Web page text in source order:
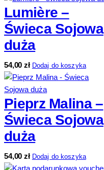
Lumière –
Świeca Sojowa
duża
54,00zł Dodaj do koszyka
Pieprz Malina –
Świeca Sojowa
duża
54,00zł Dodaj do koszyka